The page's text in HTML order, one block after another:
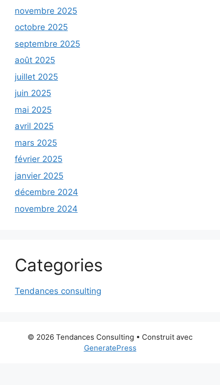
novembre 2025
octobre 2025
septembre 2025
août 2025
juillet 2025
juin 2025
mai 2025
avril 2025
mars 2025
février 2025
janvier 2025
décembre 2024
novembre 2024
Categories
Tendances consulting
© 2026 Tendances Consulting • Construit avec
GeneratePress